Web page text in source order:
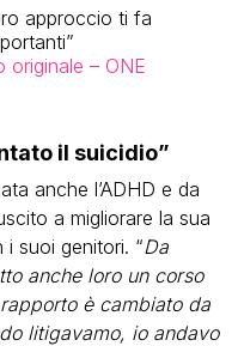
approccio ti fa
– ONE
il suicidio”
anche l’ADHD e da
a migliorare la sua
suoi genitori. “Da
anche loro un corso
è cambiato da
litigavamo, io andavo